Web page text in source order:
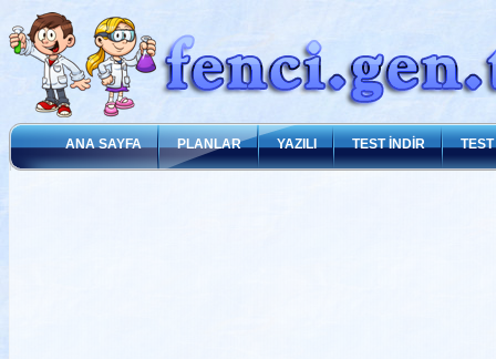
ANA SAYFA PLANLAR YAZILI TEST İNDİR